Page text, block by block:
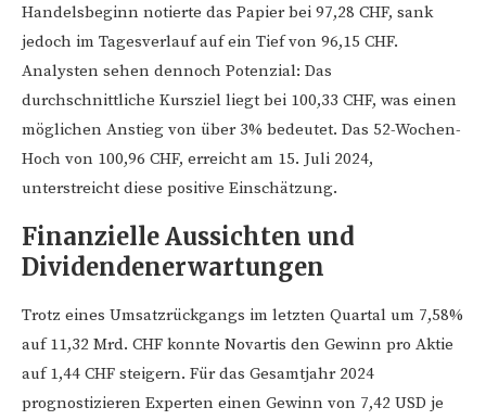
Handelsbeginn notierte das Papier bei 97,28 CHF, sank
jedoch im Tagesverlauf auf ein Tief von 96,15 CHF.
Analysten sehen dennoch Potenzial: Das
durchschnittliche Kursziel liegt bei 100,33 CHF, was einen
möglichen Anstieg von über 3% bedeutet. Das 52-Wochen-
Hoch von 100,96 CHF, erreicht am 15. Juli 2024,
unterstreicht diese positive Einschätzung.
Finanzielle Aussichten und
Dividendenerwartungen
Trotz eines Umsatzrückgangs im letzten Quartal um 7,58%
auf 11,32 Mrd. CHF konnte Novartis den Gewinn pro Aktie
auf 1,44 CHF steigern. Für das Gesamtjahr 2024
prognostizieren Experten einen Gewinn von 7,42 USD je